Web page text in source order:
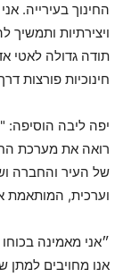
החינוך בעירייה.
ויצירתיות ותמשיך
תודה גדולה לאטי
חינוכיות פורצות
יפה ליבה הוסיפה:
רואה את מערכת
של העיר והחברה
וערכית, המותאמת
״אני מאמינה
אנו מחויבים למתן